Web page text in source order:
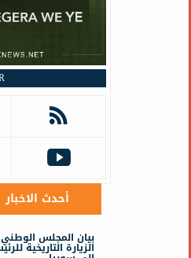
أحدث الاخبار
‏‏بيان المجلس
الزيارة التاريخية